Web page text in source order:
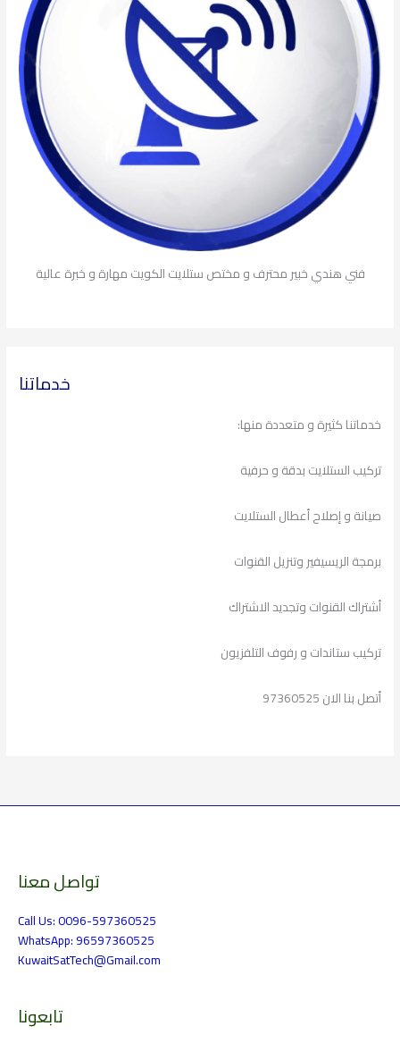
فني هندي خبير محترف و مختص ستلايت الكويت مهارة و خبرة عالية
خدماتنا
خدماتنا كثيرة و متعددة منها:
تركيب الستلايت بدقة و حرفية
صيانة و إصلاح أعطال الستلايت
برمجة الريسيفير وتنزيل القنوات
أشتراك القنوات وتجديد الاشتراك
تركيب ستاندات و رفوف التلفزيون
أتصل بنا الان 97360525
تواصل معنا
Call Us: 0096-597360525
WhatsApp: 96597360525
KuwaitSatTech@Gmail.com
تابعونا
الارشيف